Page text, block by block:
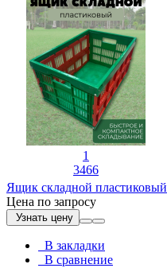
1
3466
Ящик складной пластиковый
Цена по запросу
Узнать цену
В закладки
В сравнение